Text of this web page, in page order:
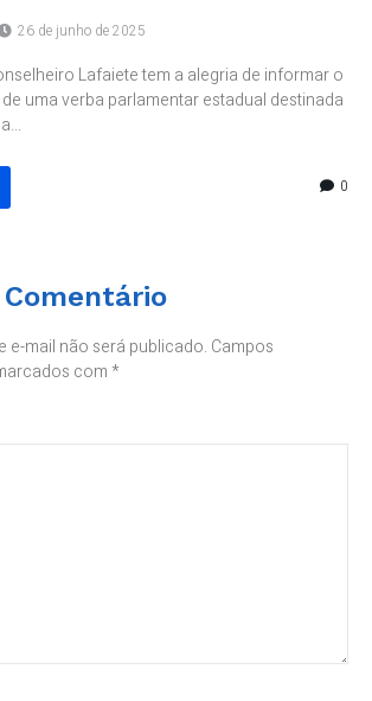
26 de junho de 2025
Lafaiete tem a alegria de informar o
uma verba parlamentar estadual destinada
0
Comentário
e-mail não será publicado. Campos
com*